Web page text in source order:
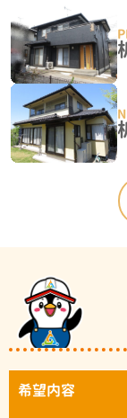
希望内容